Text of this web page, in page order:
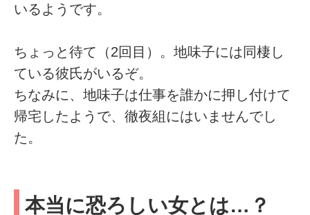
いるようです。
ちょっと待て（2回目）。地味子には同棲し
ている彼氏がいるぞ。
ちなみに、地味子は仕事を誰かに押し付けて
帰宅したようで、徹夜組にはいませんでし
た。
本当に恐ろしい女とは…？